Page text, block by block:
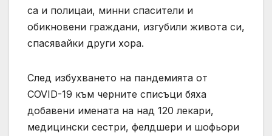
са и полицаи, минни спасители и
обикновени граждани, изгубили живота си,
спасявайки други хора.
След избухването на пандемията от
COVID-19 към черните списъци бяха
добавени имената на над 120 лекари,
медицински сестри, фелдшери и шофьори